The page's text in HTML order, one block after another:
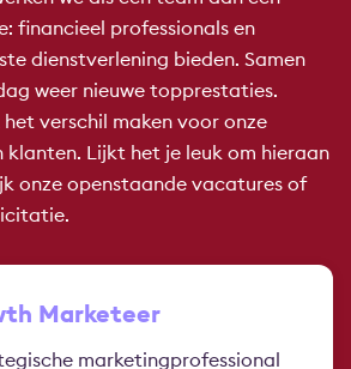
financieel professionals en
dienstverlening bieden. Samen
weer nieuwe topprestaties.
verschil maken voor onze
Lijkt het je leuk om hieraan
onze openstaande vacatures of
Marketeer
marketingprofessional